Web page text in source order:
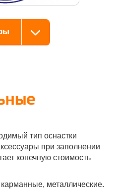
тип оснастки
при заполнении
конечную стоимость
металлические.